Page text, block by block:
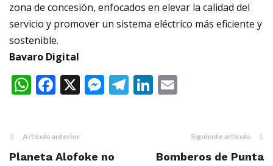
zona de concesión, enfocados en elevar la calidad del
servicio y promover un sistema eléctrico más eficiente y
sostenible.
Bavaro Digital
WhatsApp
Facebook
X Messenger
Telegram
LinkedIn
Artículo anterior
Planeta Alofoke no
Siguiente artículo
Bomberos de Punta